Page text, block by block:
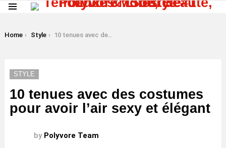
You are here:
Home Style 10 tenues avec des costumes pour avoir l’air sexy et élégant
STYLE
10 tenues avec des costumes
pour avoir l’air sexy et élégant
by Polyvore Team